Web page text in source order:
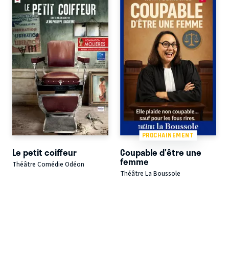
Le petit coiffeur
Théâtre Comédie Odéon
PROCHAINEMENT
Coupable d'être une
femme
Théâtre La Boussole